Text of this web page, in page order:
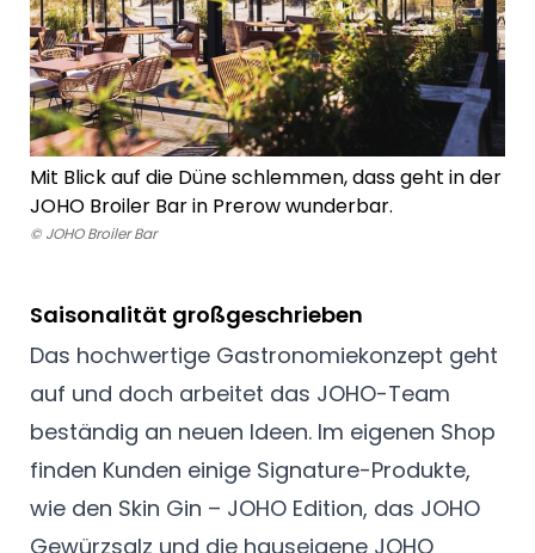
Mit Blick auf die Düne schlemmen, dass geht in der
JOHO Broiler Bar in Prerow wunderbar.
© JOHO Broiler Bar
Saisonalität großgeschrieben
Das hochwertige Gastronomiekonzept geht
auf und doch arbeitet das JOHO-Team
beständig an neuen Ideen. Im eigenen Shop
finden Kunden einige Signature-Produkte,
wie den Skin Gin – JOHO Edition, das JOHO
Gewürzsalz und die hauseigene JOHO